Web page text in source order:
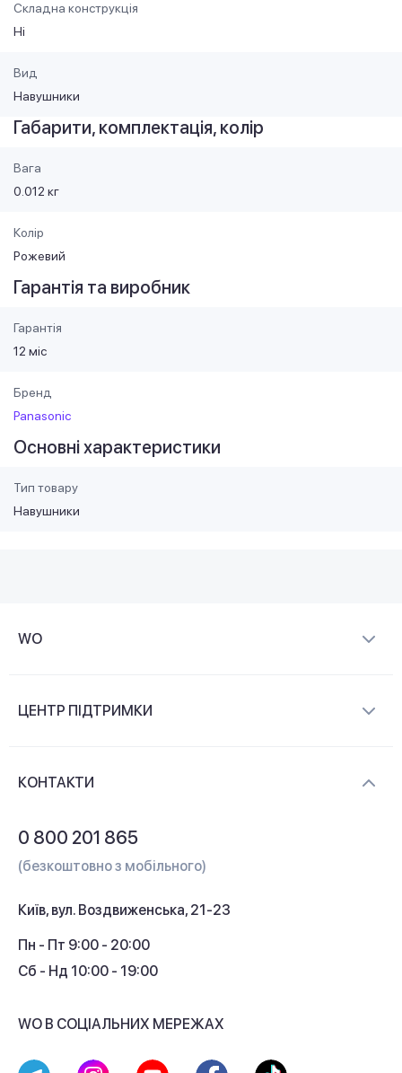
Складна конструкція
Ні
Вид
Навушники
Габарити, комплектація, колір
Вага
0.012 кг
Колір
Рожевий
Гарантія та виробник
Гарантія
12 міс
Бренд
Panasonic
Основні характеристики
Тип товару
Навушники
WO
Контакти
ЦЕНТР ПІДТРИМКИ
Кешбек
КОНТАКТИ
0 800 201 865
(безкоштовно з мобільного)
Київ, вул. Воздвиженська, 21-23
Пн - Пт 9:00 - 20:00
Сб - Нд 10:00 - 19:00
WO В СОЦІАЛЬНИХ МЕРЕЖАХ